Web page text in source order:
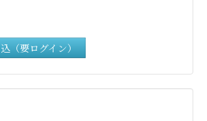
（要ログイン）